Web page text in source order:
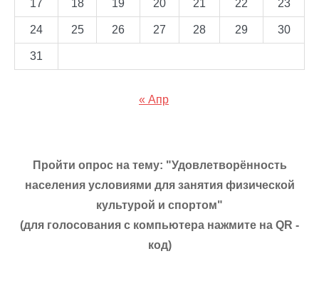
17 18 19 20 21 22 23
24 25 26 27 28 29 30
31
« Апр
Пройти опрос на тему: "Удовлетворённость
населения условиями для занятия физической
культурой и спортом"
(для голосования с компьютера нажмите на QR -
код)